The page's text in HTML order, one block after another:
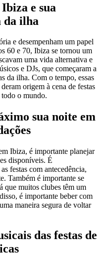
e sua
da ilha
e desempenham um papel
60 e 70, Ibiza se tornou um
uma vida alternativa e
e DJs, que começaram a
da ilha. Com o tempo, essas
origem à cena de festas
o mundo.
sua noite em
Ibiza, é importante planejar
disponíveis. É
festas com antecedência,
Também é importante se
que muitos clubes têm um
é importante beber com
maneira segura de voltar
das festas de